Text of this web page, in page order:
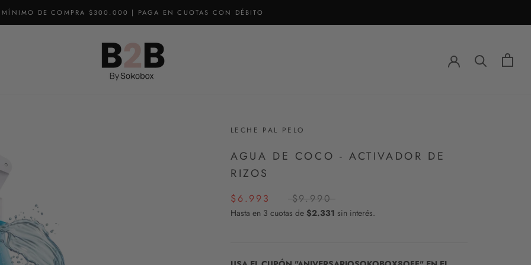
MÍNIMO DE COMPRA $300.000 | PAGA EN CUOTAS CON DÉBITO
LECHE PAL PELO
AGUA DE COCO - ACTIVADOR DE
RIZOS
$6.993 $9.990
Hasta en 3 cuotas de $2.331 sin interés.